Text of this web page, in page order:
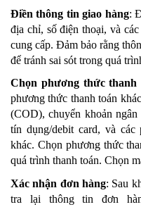
Điền thông tin giao hàng:
địa chỉ, số điện thoại, và
cung cấp. Đảm bảo rằng
để tránh sai sót trong quá
Chọn phương thức thanh
phương thức thanh toán
(COD), chuyển khoản
tín dụng/debit card, và
khác. Chọn phương thức
quá trình thanh toán. Chọn
Xác nhận đơn hàng: Sau
tra lại thông tin đơn